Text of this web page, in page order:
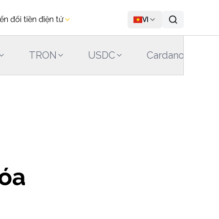
đổi tiền điện tử VI
TRON USDC Cardano